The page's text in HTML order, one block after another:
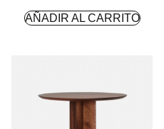
AÑADIR AL CARRITO